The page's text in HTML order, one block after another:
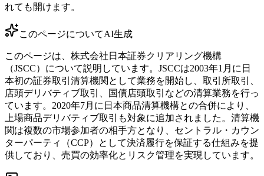
れても開けます。
このページについてAI生成
このページは、株式会社日本証券クリアリング機構
（JSCC）について説明しています。JSCCは2003年1月に日
本初の証券取引清算機関として業務を開始し、取引所取引、
店頭デリバティブ取引、国債店頭取引などの清算業務を行っ
ています。2020年7月に日本商品清算機構との合併により、
上場商品デリバティブ取引も対象に追加されました。清算機
関は複数の市場参加者の相手方となり、セントラル・カウン
ターパーティ（CCP）として決済履行を保証する仕組みを提
供しており、売買の効率化とリスク管理を実現しています。